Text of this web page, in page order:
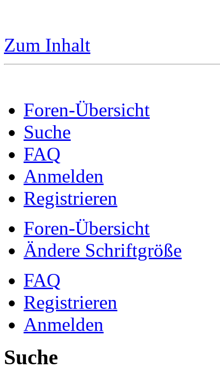
Zum Inhalt
Foren-Übersicht
Suche
FAQ
Anmelden
Registrieren
Foren-Übersicht
Ändere Schriftgröße
FAQ
Registrieren
Anmelden
Suche